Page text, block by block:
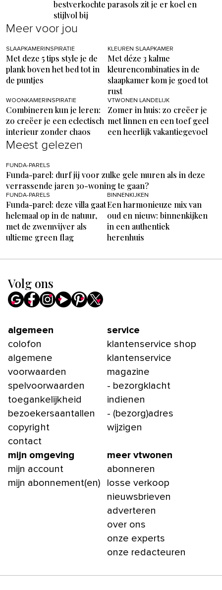
bestverkochte parasols zit je er koel en
stijlvol bij
Meer voor jou
SLAAPKAMERINSPIRATIE
Met deze 5 tips style je de
plank boven het bed tot in
de puntjes
KLEUREN SLAAPKAMER
Met déze 3 kalme
kleurencombinaties in de
slaapkamer kom je goed tot
rust
WOONKAMERINSPIRATIE
Combineren kun je leren:
zo creëer je een eclectisch
interieur zonder chaos
VTWONEN LANDELIJK
Zomer in huis: zo creëer je
met linnen en een toef geel
een heerlijk vakantiegevoel
Meest gelezen
FUNDA-PARELS
Funda-parel: durf jij voor zulke gele muren als in deze
verrassende jaren 30-woning te gaan?
FUNDA-PARELS
Funda-parel: deze villa gaat
helemaal op in de natuur,
met de zwemvijver als
ultieme green flag
BINNENKIJKEN
Een harmonieuze mix van
oud en nieuw: binnenkijken
in een authentiek
herenhuis
Volg ons
algemeen
colofon
algemene
voorwaarden
spelvoorwaarden
toegankelijkheid
bezoekersaantallen
copyright
contact
service
klantenservice shop
klantenservice
magazine
- bezorgklacht
indienen
- (bezorg)adres
wijzigen
mijn omgeving
mijn account
mijn abonnement(en)
meer vtwonen
abonneren
losse verkoop
nieuwsbrieven
adverteren
over ons
onze experts
onze redacteuren